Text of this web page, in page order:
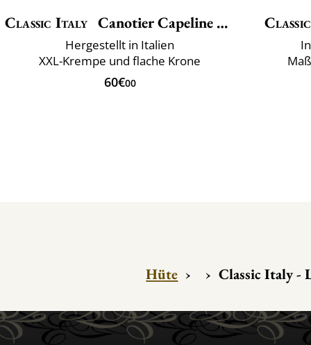
Classic Italy Canotier Capeline Luxe
Hergestellt in Italien
XXL-Krempe und flache Krone
60€00
Hüte › › Classic Italy -